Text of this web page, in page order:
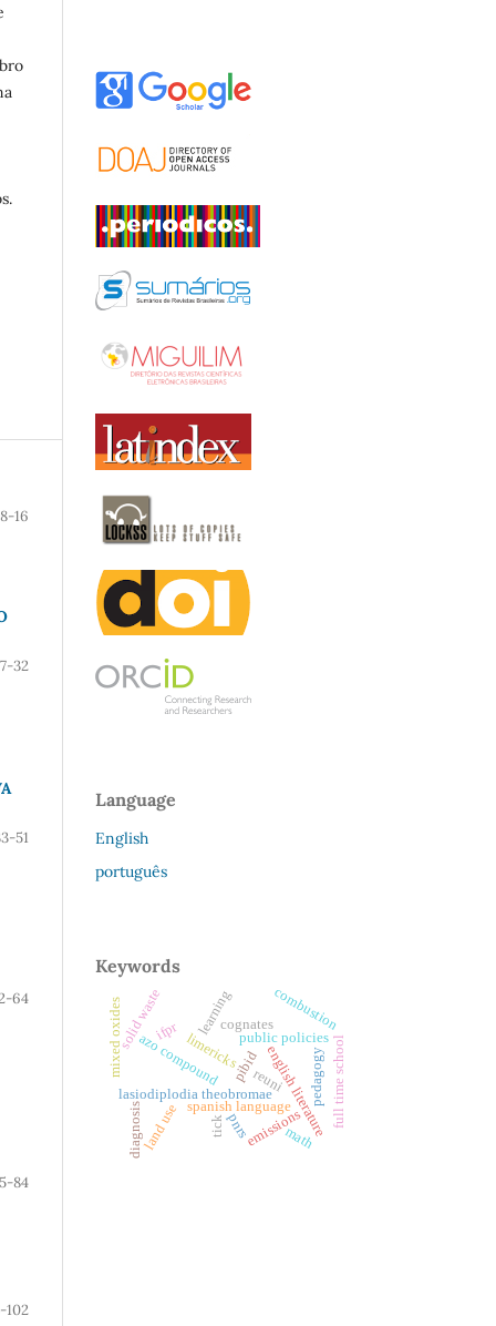
16
32
51
64
84
102
Language
English
português
Keywords
english literature
limericks
ifpr
lasiodiplodia theobromae
azo compound public policies
reuni
cognates
spanish language
pnrs
solid waste combustion
mixed oxides
emissions full time school
land use tick
pibid pedagogy
learning
math
diagnosis